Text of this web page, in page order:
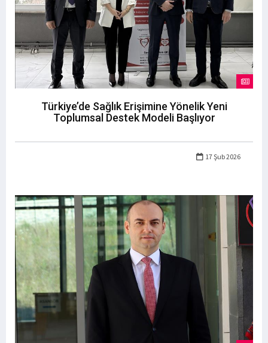
Türkiye’de Sağlık Erişimine Yönelik Yeni
Toplumsal Destek Modeli Başlıyor
17 Şub 2026